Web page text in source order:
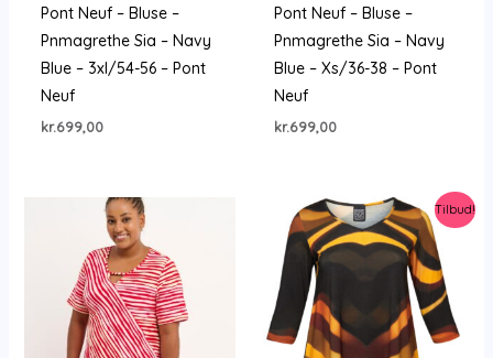
Pont Neuf – Bluse –
Pnmagrethe Sia – Navy
Blue – 3xl/54-56 – Pont
Neuf
kr.699,00
Pont Neuf – Bluse –
Pnmagrethe Sia – Navy
Blue – Xs/36-38 – Pont
Neuf
kr.699,00
Tilbud!